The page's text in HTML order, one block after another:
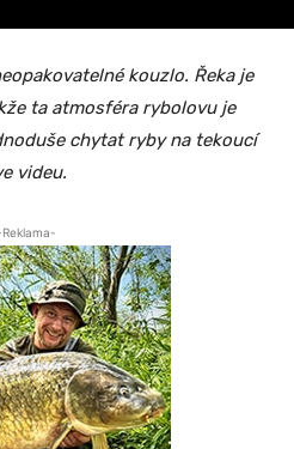
kouzlo. Řeka je
ta atmosféra rybolovu je
chytat ryby na tekoucí
videu.